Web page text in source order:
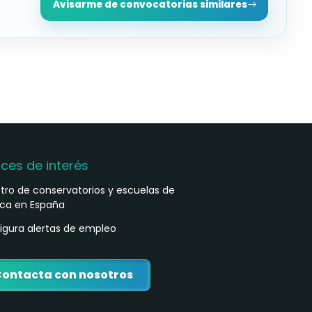
Avisarme de convocatorias similares
de interés
de conservatorios y escuelas de
en España
alertas de empleo
con nosotros